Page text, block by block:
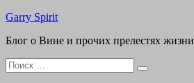
Перейти
содержимому
Garry Spirit
Блог о Вине и прочих прелестях жизни
Поиск
для: